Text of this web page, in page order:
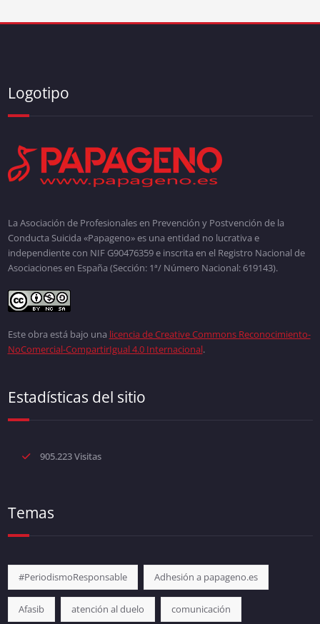
Logotipo
La Asociación de Profesionales en Prevención y Postvención de la
Conducta Suicida «Papageno» es una entidad no lucrativa e
independiente con NIF G90476359 e inscrita en el Registro Nacional de
Asociaciones en España (Sección: 1ª/ Número Nacional: 619143).
Este obra está bajo una licencia de Creative Commons Reconocimiento-
NoComercial-CompartirIgual 4.0 Internacional.
Estadísticas del sitio
905.223 Visitas
Temas
#PeriodismoResponsable Adhesión a papageno.es
Afasib atención al duelo comunicación